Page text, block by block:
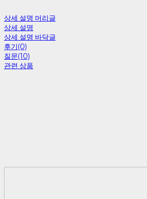
상세 설명 머리글
상세 설명
상세 설명 바닥글
후기(0)
질문(10)
관련 상품